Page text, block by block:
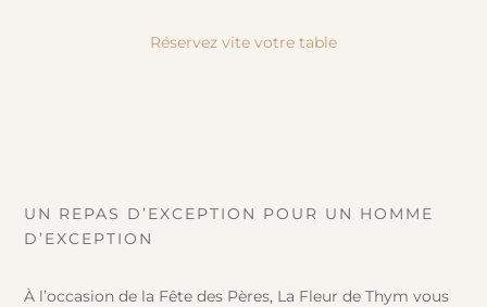
Réservez vite votre table
UN REPAS D’EXCEPTION POUR UN HOMME
D’EXCEPTION
À l’occasion de la Fête des Pères, La Fleur de Thym vous